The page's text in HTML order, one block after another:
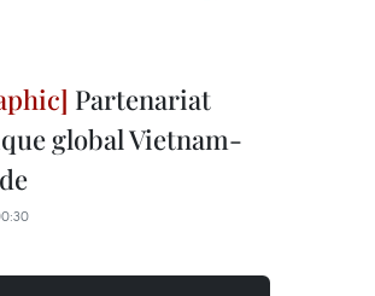
Partenariat
global Vietnam-